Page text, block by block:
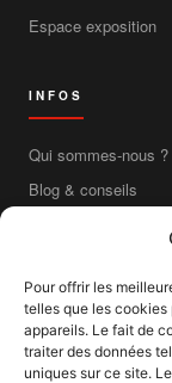
Pour offrir les
telles que les
appareils. Le fait de
traiter des données
uniques sur ce site.
Espace exposition
INFOS
Qui sommes-nous ?
Blog & conseils
Livraison France
Mentions légales
CGV